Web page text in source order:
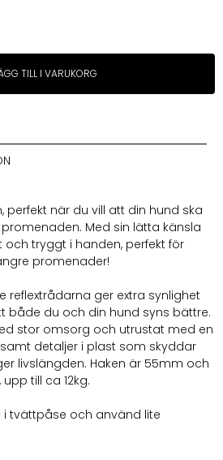
TILL I VARUKORG
perfekt när du vill att din hund ska
Med sin lätta känsla
tryggt i handen, perfekt för
promenader!
reflextrådarna ger extra synlighet
både du och din hund syns bättre.
stor omsorg och utrustat med en
detaljer i plast som skyddar
livslängden. Haken är 55mm och
till ca 12kg.
i tvättpåse och använd lite